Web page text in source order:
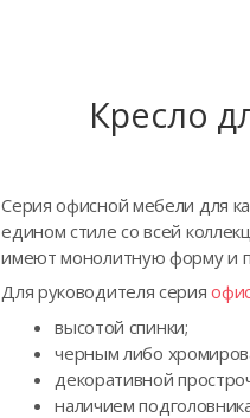
Кресло
Серия офисной мебели для
едином стиле со всей
имеют монолитную форму и
Для руководителя серия
высотой спинки;
черным либо
декоративной
наличием